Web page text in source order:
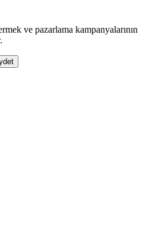
ve pazarlama kampanyalarının